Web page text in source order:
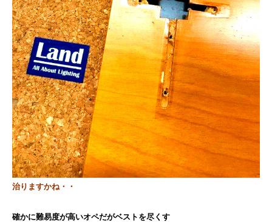
治りますかね・・
確かに難易度が高いオペだがベストを尽くす